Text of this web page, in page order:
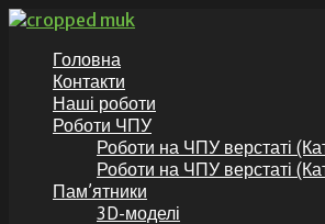
Перейти
вмісту
пам’ятників
Головна
Контакти
Наші роботи
Роботи ЧПУ
Роботи на ЧПУ верстаті
Роботи на ЧПУ верстаті
Пам’ятники
3D-моделі